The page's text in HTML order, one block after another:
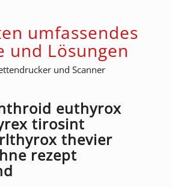
umfassendes
und Lösungen
und Scanner
euthyrox
tirosint
thevier
rezept